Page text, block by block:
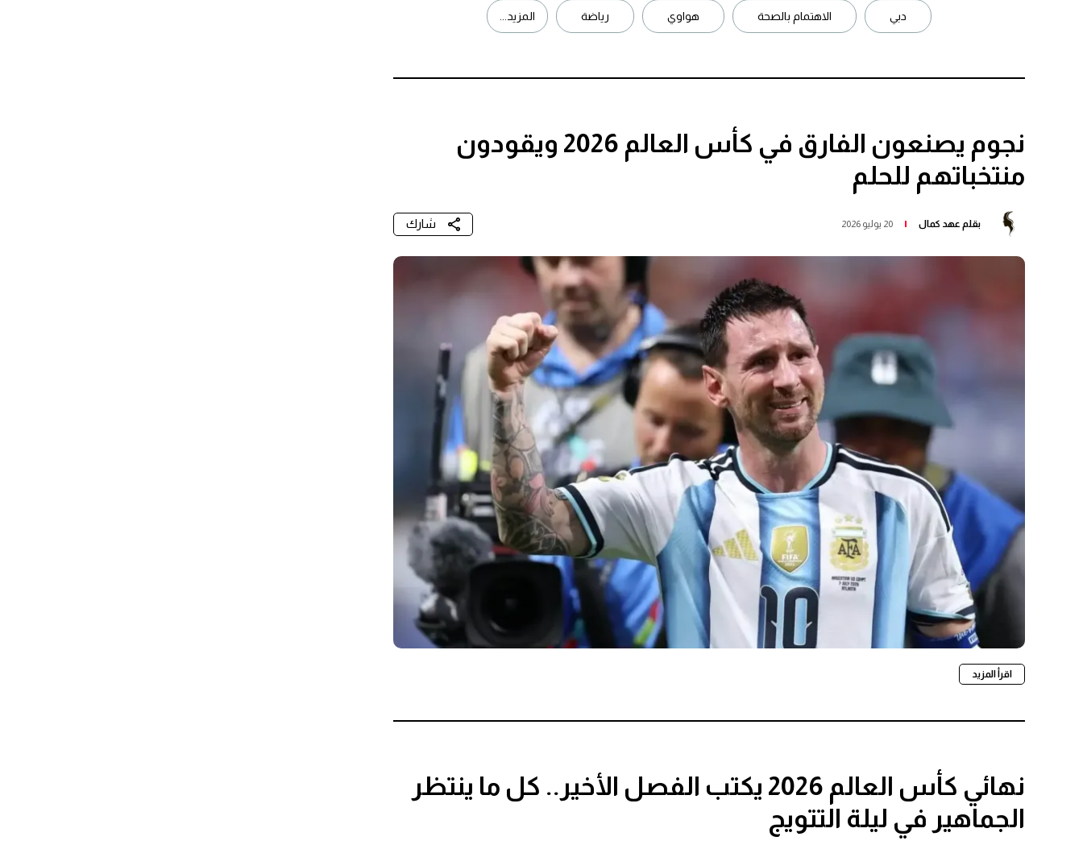
دبي الاهتمام بالصحة هواوي رياضة المزيد...
نجوم يصنعون الفارق في كأس العالم 2026 ويقودون
منتخباتهم للحلم
بقلم عهد كمال 20 يوليو 2026 شارك
اقرأ المزيد
نهائي كأس العالم 2026 يكتب الفصل الأخير.. كل ما ينتظر
الجماهير في ليلة التتويج